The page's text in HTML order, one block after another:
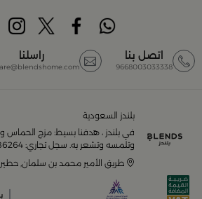
أفضل المنتجات والتصاميم
منزلك وإضفاء لمسات أناقة. ستجد
أواني تقديم فاخرة وأطقم مائدة
أدوات القهوة والشاي الفريدة
اتصل بنا
9668003033338
راسلنا
بلندز السعودية
في بلندز ، هدفنا بسيط: مزج الحماس
وتلمسه وتشعر به. سجل تجاري: 1010486264
طريق الأمير محمد بن سلمان,